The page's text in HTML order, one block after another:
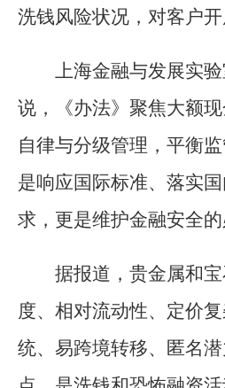
洗钱风险状况，对客户开
上海金融与发展实
说，《办法》聚焦大额
自律与分级管理，平衡
是响应国际标准、落实
求，更是维护金融安全的
据报道，贵金属和
度、相对流动性、定价
统、易跨境转移、匿名